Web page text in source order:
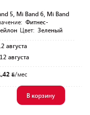
5, Mi Band 6, Mi Band
Фитнес-
Цвет: Зеленый
августа
августа
/мес
В корзину